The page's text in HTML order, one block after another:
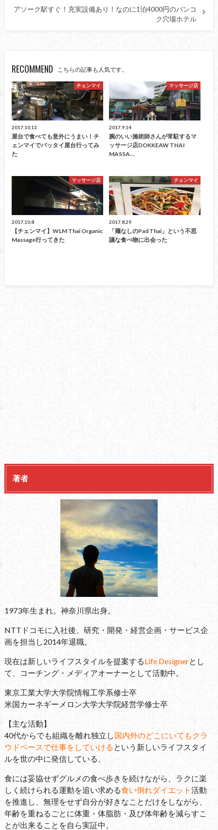
アソーク駅すぐ！充実設備あり！なのに1泊4000円のバンコ
ク穴場ホテル
RECOMMEND こちらの記事も人気です。
チェンマイ
2017.10.13
屋台で食べても意外にうまい！チ
ェンマイでパッタイ屋台行ってみ
た
マッサージ店
2017.9.14
腕のいい施術師さんが常駐するマ
ッサージ店DOKKEAW THAI
MASSA…
マッサージ店
2017.10.8
【チェンマイ】WLM Thai Organic
Massage行ってきた
チェンマイ
2017.8.29
「麺なしのPad Thai」という不思
議な食べ物に出会った
著者
1973年生まれ。神奈川県出身。
NTTドコモに入社後、研究・開発・経営企画・サービス企
画を担当し2014年退職。
現在は新しいライフスタイルを提案するLife Designerとし
て、コーチング・メディアオーナーとして活動中。
東京工業大学大学院情報工学系修士卒
米国カーネギーメロン大学大学院経営学修士卒
【主な活動】
40代からでも組織を離れ独立し 国内外のどこにいてもクラ
ウドベースで仕事をしていける という新しいライフスタイ
ルを世の中に発信している。
食には妥協せずグルメの食べ歩きを続けながら、ラクに楽
しく続けられる運動を追い求める食い倒れダイエット 活動
を推進し、無理をせず自分が好きなことだけをしながら、
年齢を重ねるごとに体重・体脂肪・及び体年齢を減らすこ
とが出来ることを自ら実証中。